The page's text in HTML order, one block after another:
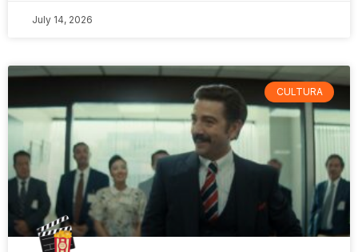
July 14, 2026
CULTURA